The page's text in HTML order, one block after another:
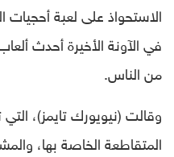
في الآونة الأخيرة أحدث
من الناس.
وقالت (نيويورك تايمز)،
المتقاطعة الخاصة بها،